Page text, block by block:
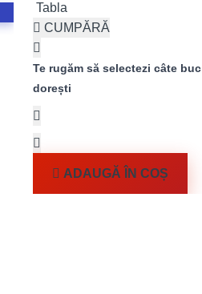
Tabla
CUMPĂRĂ
Te rugăm să selectezi câte buc
dorești
ADAUGĂ ÎN COȘ